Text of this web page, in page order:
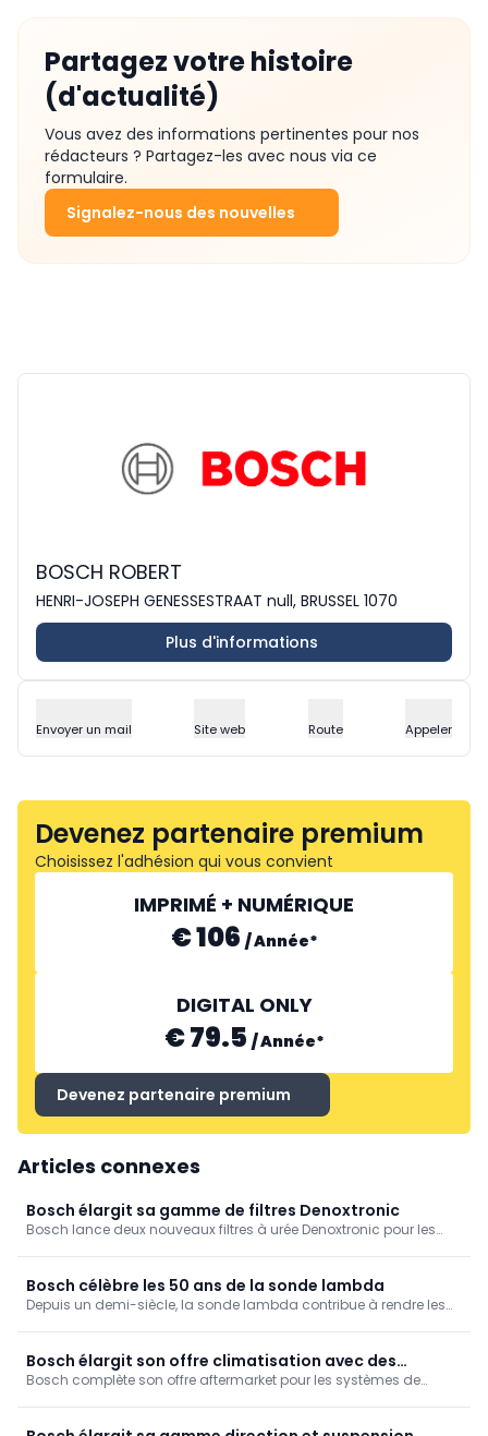
Partagez votre histoire
(d'actualité)
Vous avez des informations pertinentes pour nos
rédacteurs ? Partagez-les avec nous via ce
formulaire.
Signalez-nous des nouvelles
BOSCH ROBERT
HENRI-JOSEPH GENESSESTRAAT null, BRUSSEL 1070
Plus d'informations
Envoyer un mail Site web Route Appeler
Devenez partenaire premium
Choisissez l'adhésion qui vous convient
IMPRIMÉ + NUMÉRIQUE
€ 106 /Année*
DIGITAL ONLY
€ 79.5 /Année*
Devenez partenaire premium
Articles connexes
Bosch élargit sa gamme de filtres Denoxtronic
Bosch lance deux nouveaux filtres à urée Denoxtronic pour les
largement utilisés, avec une gestion des pièces simplifiée.
Bosch célèbre les 50 ans de la sonde lambda
Depuis un demi-siècle, la sonde lambda contribue à rendre les
rôle clé dans la réduction des émissions.
Bosch élargit son offre climatisation avec des
capteurs de pression
Bosch complète son offre aftermarket pour les systèmes de